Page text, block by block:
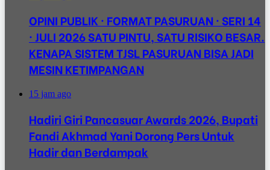
OPINI PUBLIK · FORMAT PASURUAN · SERI 14
· JULI 2026 SATU PINTU, SATU RISIKO BESAR.
KENAPA SISTEM TJSL PASURUAN BISA JADI
MESIN KETIMPANGAN
15 jam ago
Hadiri Giri Pancasuar Awards 2026, Bupati
Fandi Akhmad Yani Dorong Pers Untuk
Hadir dan Berdampak